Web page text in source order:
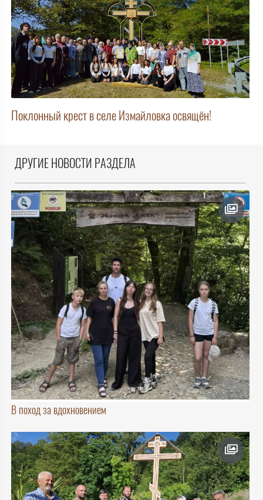
Поклонный крест в селе Измайловка освящён!
ДРУГИЕ НОВОСТИ РАЗДЕЛА
В поход за вдохновением